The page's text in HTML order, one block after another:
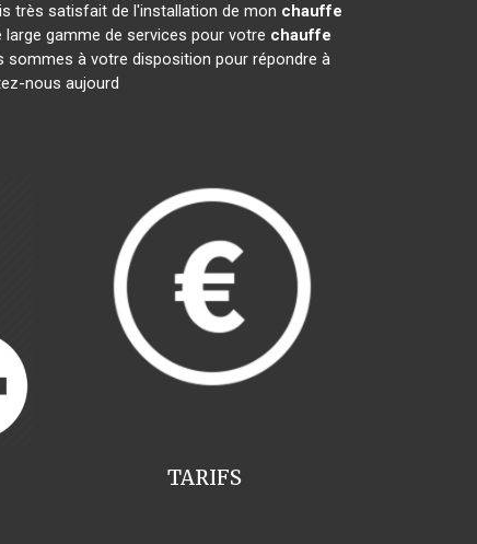
très satisfait de l'installation de mon chauffe
gamme de services pour votre chauffe
sommes à votre disposition pour répondre à
nous aujourd
TARIFS